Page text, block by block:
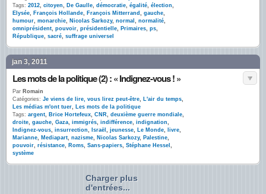
Tags: 2012, citoyen, De Gaulle, démocratie, égalité, élection,
Elysée, François Hollande, François Mitterrand , gauche,
humour, monarchie, Nicolas Sarkozy, normal , normalité,
omniprésident, pouvoir, présidentielle, Primaires, ps,
République, sacré, suffrage universel
jan 3, 2011
Les mots de la politique (2) : « Indignez-vous ! »
Par Romain
Catégories: Je viens de lire, vous lirez peut-être, L'air du temps,
Les médias m'ont tuer, Les mots de la politique
Tags: argent, Brice Hortefeux, CNR, deuxième guerre mondiale,
droite, gauche, Gaza, immigrés, indifférence, indignation,
Indignez-vous, insurrection, Israël , jeunesse, Le Monde, livre,
Marianne, Mediapart, nazisme, Nicolas Sarkozy, Palestine,
pouvoir, résistance, Roms, Sans-papiers, Stéphane Hessel ,
système
Charger plus
d'entrées...